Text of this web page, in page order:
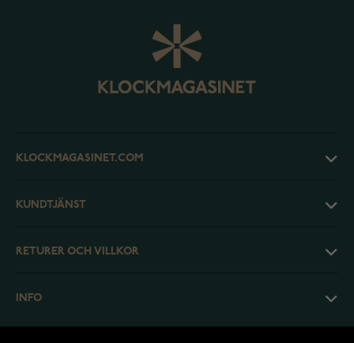
KLOCKMAGASINET.COM
KUNDTJÄNST
RETURER OCH VILLKOR
INFO